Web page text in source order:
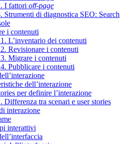
I fattori off-page
Strumenti di diagnostica SEO: Search
i contenuti
L’inventario dei contenuti
Revisionare i contenuti
Migrare i contenuti
Pubblicare i contenuti
dell’interazione
per definire l’interazione
Differenza tra scenari e user stories
interazione
interattivi